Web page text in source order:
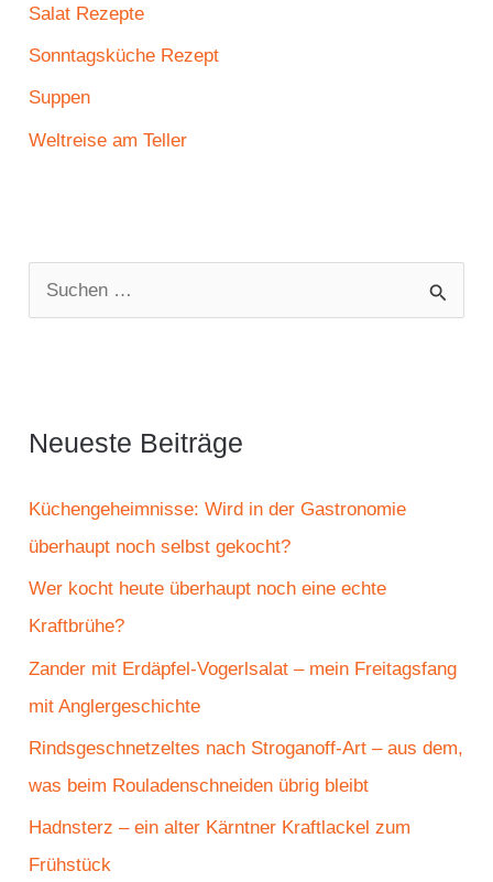
Salat Rezepte
Sonntagsküche Rezept
Suppen
Weltreise am Teller
u
e
n
a
c
h
Neueste Beiträge
Küchengeheimnisse: Wird in der Gastronomie
überhaupt noch selbst gekocht?
Wer kocht heute überhaupt noch eine echte
Kraftbrühe?
Zander mit Erdäpfel-Vogerlsalat – mein Freitagsfang
mit Anglergeschichte
Rindsgeschnetzeltes nach Stroganoff-Art – aus dem,
was beim Rouladenschneiden übrig bleibt
Hadnsterz – ein alter Kärntner Kraftlackel zum
Frühstück